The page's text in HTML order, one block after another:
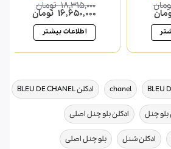
تومان
قیمت
فعلی
است.
امتیاز5.00
از 5
18,315,000 تومان
قیمت
اصلی
18,315,000 تومان
بود.
16,650,000 تومانقیمت
فعلی
اطلاعات بیشتر
BLEU
,
chanel
, ادکلن BLEU DE CHANEL ,
بلو چنل , ادکلن بلو چنل اصلی ,
, ادکلن شنل , بلو چنل اصلی ,